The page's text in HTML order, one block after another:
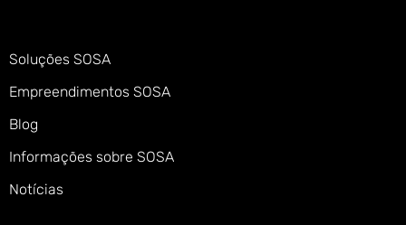
Soluções SOSA
Empreendimentos SOSA
Blog
Informações sobre SOSA
Notícias